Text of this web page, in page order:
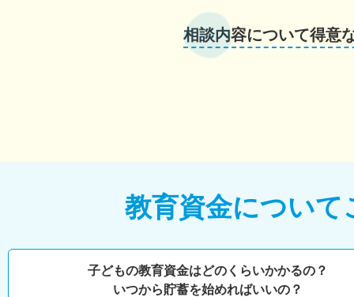
相談内容について得意
教育資金について
子どもの教育資金はどのくらいかかるの？
いつから貯蓄を始めればいいの？